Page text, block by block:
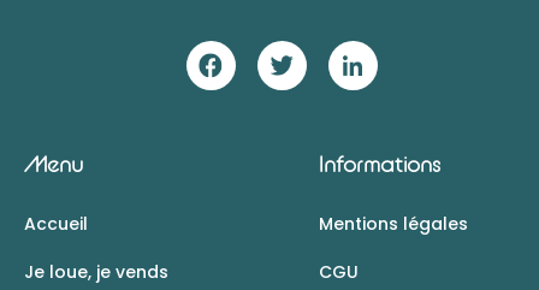
Menu
Accueil
Je loue, je vends
Informations
Mentions légales
CGU